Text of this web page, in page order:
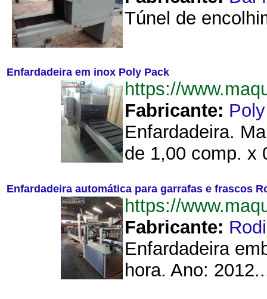
Túnel de
Enfardadeira em inox Poly Pack
https://
Fabricante:
Enfardadeira.
de 1,00 comp. x
Enfardadeira automática para garrafas e frascos
https://
Fabricante:
Enfardadeira
hora. Ano: